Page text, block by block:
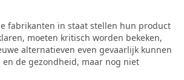
fabrikanten in staat stellen hun product
moeten kritisch worden bekeken,
alternatieven even gevaarlijk kunnen
de gezondheid, maar nog niet